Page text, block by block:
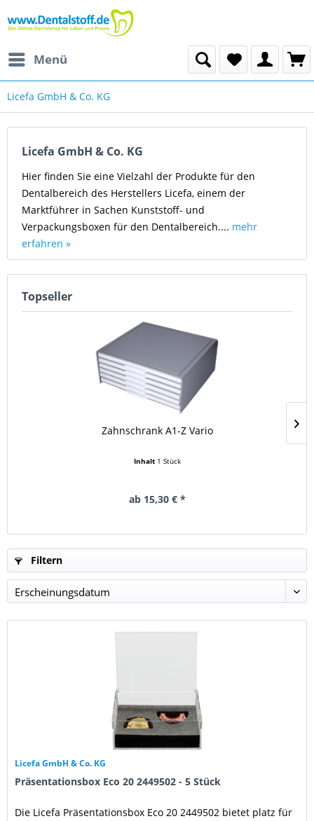
Menü
Licefa GmbH & Co. KG
Licefa GmbH & Co. KG
Hier finden Sie eine Vielzahl der Produkte für den
Dentalbereich des Herstellers Licefa, einem der
Marktführer in Sachen Kunststoff- und
Verpackungsboxen für den Dentalbereich.... mehr
erfahren »
Topseller
Zahnschrank A1-Z Vario
Inhalt 1 Stück
ab 15,30 € *
Filtern
Licefa GmbH & Co. KG
Präsentationsbox Eco 20 2449502 - 5 Stück
Die Licefa Präsentationsbox Eco 20 2449502 bietet platz für